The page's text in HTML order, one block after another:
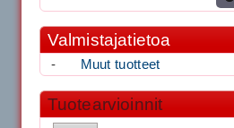
Valmistajatietoa
- Muut tuotteet
Tuotearvioinnit